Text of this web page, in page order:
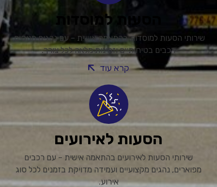
הסעות למוסדות
שירותי הסעות למוסדות בהתאמה אישית – עם נהגים מנוסים,
רכבים בטיחותיים וזמינות מלאה לכל צורך.
קרא עוד
הסעות לאירועים
שירותי הסעות לאירועים בהתאמה אישית – עם רכבים
מפוארים, נהגים מקצועיים ועמידה מדויקת בזמנים לכל סוג
אירוע.